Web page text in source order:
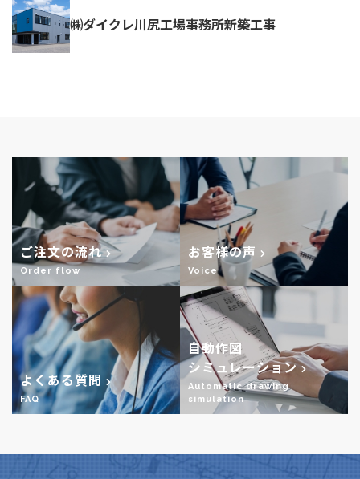
㈱ダイクレ川尻工場事務所新築工事
ご注文の流れ
Order flow
お客様の声
Voice
よくある質問
FAQ
自動作図
シミュレーション
Automatic drawing
simulation